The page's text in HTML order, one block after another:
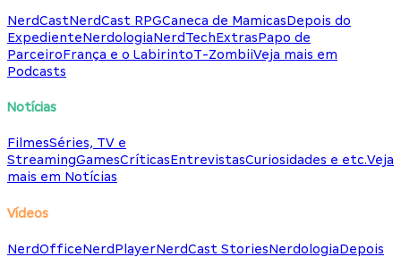
NerdCastNerdCast RPGCaneca de MamicasDepois do
ExpedienteNerdologiaNerdTechExtrasPapo de
ParceiroFrança e o LabirintoT-ZombiiVeja mais em
Podcasts
Notícias
FilmesSéries, TV e
StreamingGamesCríticasEntrevistasCuriosidades e etc.Veja
mais em Notícias
Vídeos
NerdOfficeNerdPlayerNerdCast StoriesNerdologiaDepois